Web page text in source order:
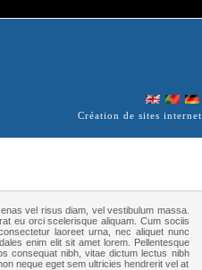
Création de sites internet
vel risus diam, vel vestibulum massa.
eu orci scelerisque aliquam. Cum sociis
laoreet urna, nec aliquet nunc
enim elit sit amet lorem. Pellentesque
consequat nibh, vitae dictum lectus nibh
neque eget sem ultricies hendrerit vel at